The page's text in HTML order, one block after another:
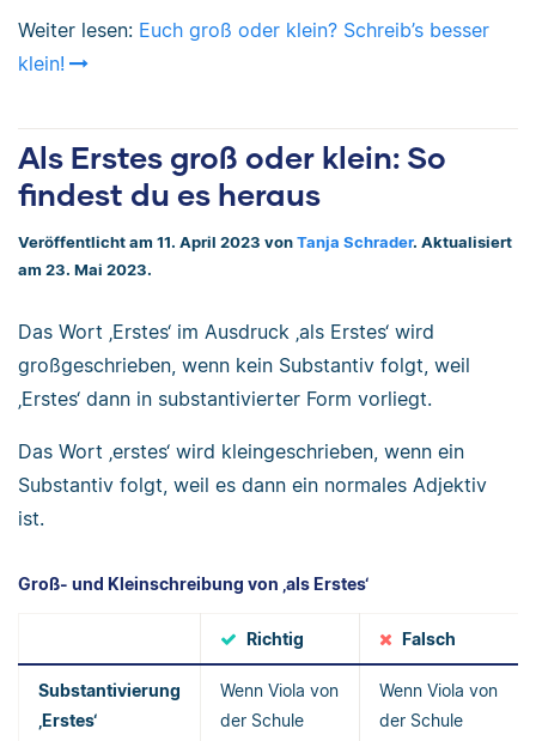
Weiter lesen: Euch groß oder klein? Schreib’s besser
klein!
Als Erstes groß oder klein: So
findest du es heraus
Veröffentlicht am 11. April 2023 von Tanja Schrader. Aktualisiert
am 23. Mai 2023.
Das Wort ‚Erstes‘ im Ausdruck ‚als Erstes‘ wird
großgeschrieben, wenn kein Substantiv folgt, weil
‚Erstes‘ dann in substantivierter Form vorliegt.
Das Wort ‚erstes‘ wird kleingeschrieben, wenn ein
Substantiv folgt, weil es dann ein normales Adjektiv
ist.
Groß- und Kleinschreibung von ‚als Erstes‘
Richtig Falsch
Substantivierung
‚Erstes‘
Wenn Viola von
der Schule
Wenn Viola von
der Schule